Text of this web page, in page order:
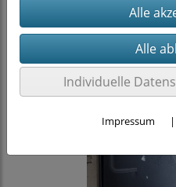
Individuelle
Impressum |